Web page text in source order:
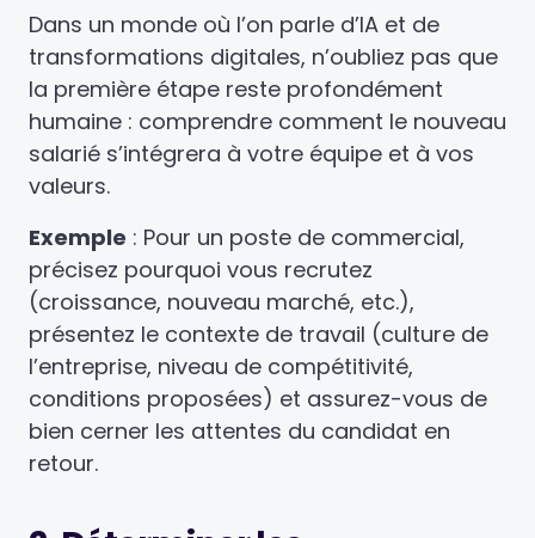
Dans un monde où l’on parle d’IA et de
transformations digitales, n’oubliez pas que
la première étape reste profondément
humaine : comprendre comment le nouveau
salarié s’intégrera à votre équipe et à vos
valeurs.
Exemple : Pour un poste de commercial,
précisez pourquoi vous recrutez
(croissance, nouveau marché, etc.),
présentez le contexte de travail (culture de
l’entreprise, niveau de compétitivité,
conditions proposées) et assurez-vous de
bien cerner les attentes du candidat en
retour.